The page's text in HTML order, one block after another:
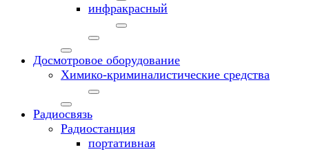
инфракрасный
Досмотровое оборудование
Химико-криминалистические средства
Радиосвязь
Радиостанция
портативная